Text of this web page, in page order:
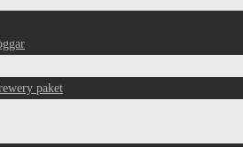
paket